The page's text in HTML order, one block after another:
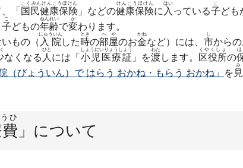
「 国民健康保険
こくみんけんこうほけん
」などの健康保険
けんこうほけん
に 入
はい
っている子
こ
ども
子
こ
どもの年齢
ねんれい
で変
か
わります。
いもの（ 入院
にゅういん
した時
とき
の部屋
へや
のお金
かね
など）には、 市
し
から
なくなる 人
ひと
には「 小児医療証
しょうにいりょうしょう
」を渡
わた
します。 区役所
くやくしょ
の
（びょういん）で はらう おかね・もらう おかね」 を 見
み
ひ
」について